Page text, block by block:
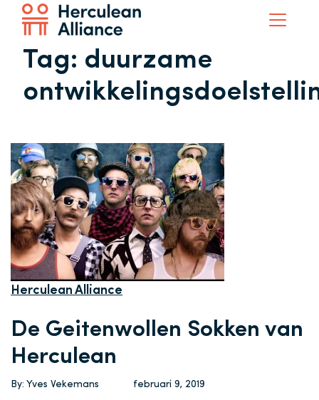
Tag: duurzame
Herculean Alliance
De Geitenwollen Sokken van
Herculean
By: Yves Vekemans februari 9, 2019